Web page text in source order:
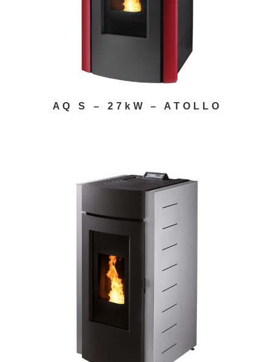
AQ S – 27kW – ATOLLO